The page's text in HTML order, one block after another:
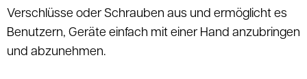
Verschlüsse oder Schrauben aus und ermöglicht es
Benutzern, Geräte einfach mit einer Hand anzubringen
und abzunehmen.